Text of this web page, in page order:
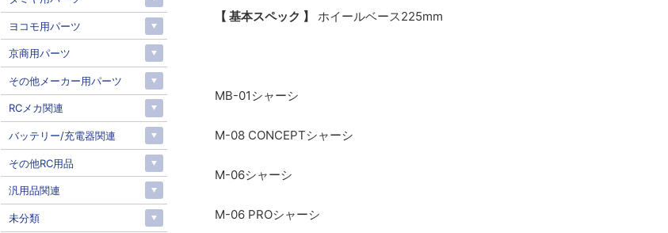
【 基本スペック 】 ホイールベース225mm
MB-01シャーシ
M-08 CONCEPTシャーシ
M-06シャーシ
M-06 PROシャーシ
ヨコモ用パーツ
京商用パーツ
その他メーカー用パーツ
RCメカ関連
バッテリー/充電器関連
その他RC用品
汎用品関連
未分類